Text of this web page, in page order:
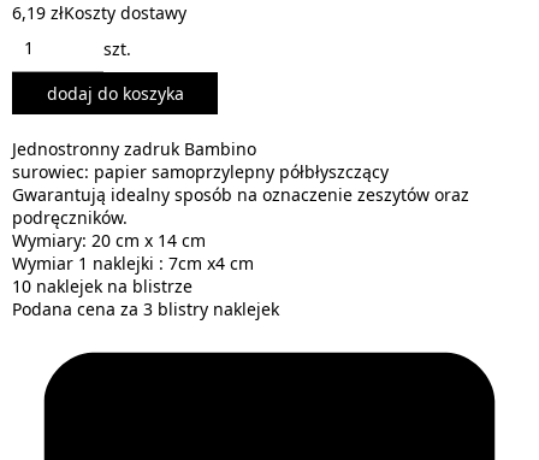
6,19 złKoszty dostawy
szt.
dodaj do koszyka
Jednostronny zadruk Bambino
surowiec: papier samoprzylepny półbłyszczący
Gwarantują idealny sposób na oznaczenie zeszytów oraz
podręczników.
Wymiary: 20 cm x 14 cm
Wymiar 1 naklejki : 7cm x4 cm
10 naklejek na blistrze
Podana cena za 3 blistry naklejek